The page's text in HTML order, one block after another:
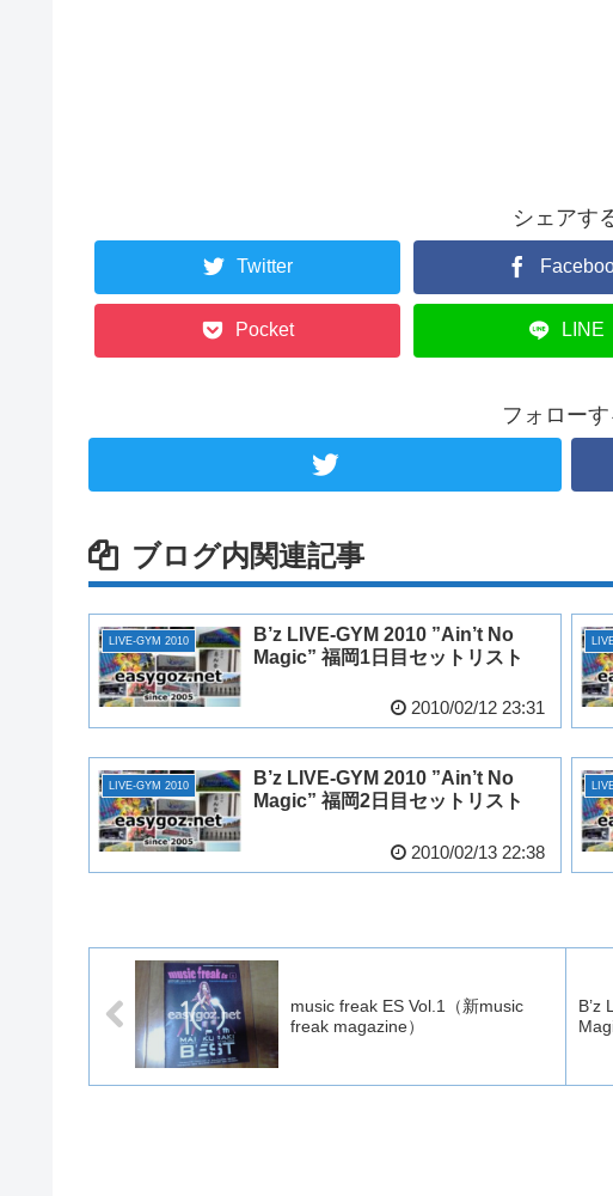
シェアす
Twitter
Pocket LINE
フォローす
ブログ内関連記事
LIVE-GYM 2010
B’z LIVE-GYM 2010 ”Ain’t No
Magic” 福岡1日目セットリスト
2010/02/12 23:31
LIVE-GYM 2010
B’z LIVE-GYM 2010 ”Ain’t No
Magic” 福岡2日目セットリスト
2010/02/13 22:38
music freak ES Vol.1（新music
freak magazine）
B’z